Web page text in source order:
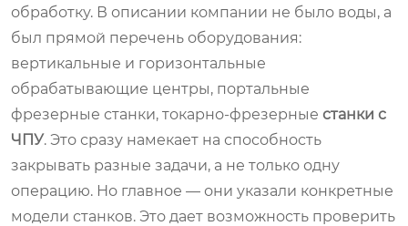
обработку. В описании компании не было воды, а
был прямой перечень оборудования:
вертикальные и горизонтальные
обрабатывающие центры, портальные
фрезерные станки, токарно-фрезерные станки с
ЧПУ. Это сразу намекает на способность
закрывать разные задачи, а не только одну
операцию. Но главное — они указали конкретные
модели станков. Это дает возможность проверить